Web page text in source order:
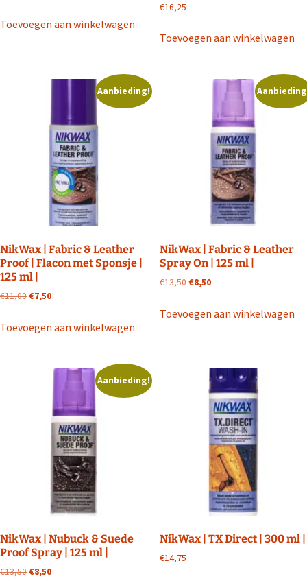
Toevoegen aan winkelwagen
€16,25
Toevoegen aan winkelwagen
Aanbieding!
NikWax | Fabric & Leather
Proof | Flacon met Sponsje |
125 ml |
€11,00Oorspronkelijke
€11,00.
€7,50Huidige
Toevoegen aan winkelwagen
NikWax | Fabric & Leather
Spray On | 125 ml |
€13,50Oorspronkelijke
€13,50.
€8,50Huidige
Toevoegen aan winkelwagen
Aanbieding!
NikWax | Nubuck & Suede
Proof Spray | 125 ml |
€13,50Oorspronkelijke
€8,50Huidige
NikWax | TX Direct | 300 ml |
€14,75